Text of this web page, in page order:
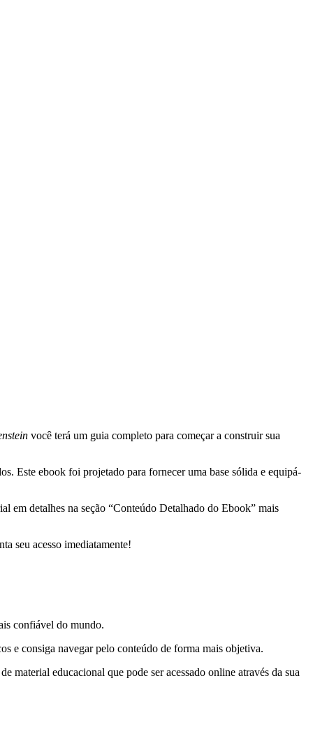
você terá um guia completo para começar a construir sua
Este ebook foi projetado para fornecer uma base sólida e equipá-
em detalhes na seção “Conteúdo Detalhado do Ebook” mais
seu acesso imediatamente!
confiável do mundo.
e consiga navegar pelo conteúdo de forma mais objetiva.
material educacional que pode ser acessado online através da sua